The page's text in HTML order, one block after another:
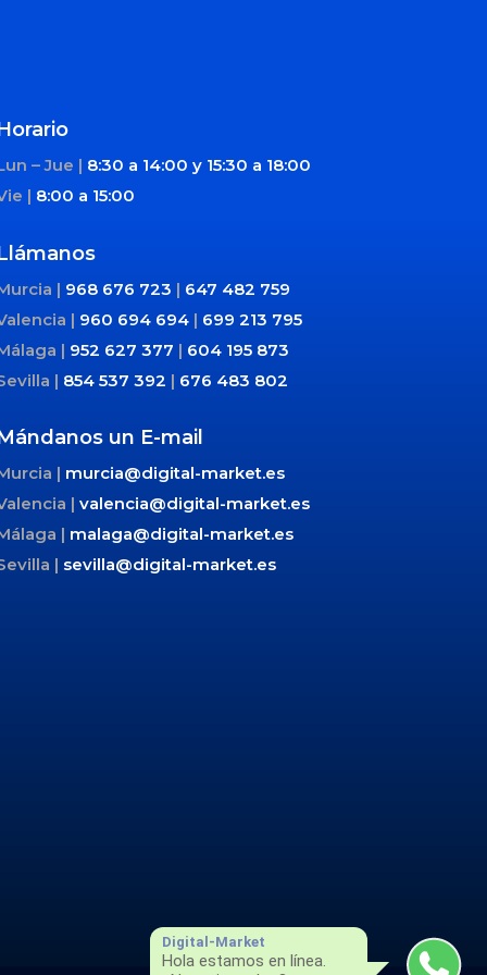
– Jue | 8:30 a 14:00 y 15:30 a 18:00
| 8:00 a 15:00
| 968 676 723 | 647 482 759
| 960 694 694 | 699 213 795
| 952 627 377 | 604 195 873
| 854 537 392 | 676 483 802
un E-mail
| murcia@digital-market.es
|valencia@digital-market.es
| malaga@digital-market.es
| sevilla@digital-market.es
Digital-Market
Hola estamos en línea.